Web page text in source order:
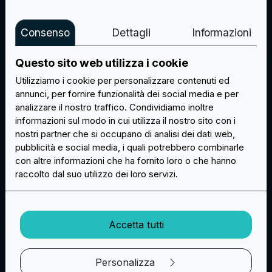
Apporteremo modifiche finché non approverai il
campione per la produzione.
Personalizzazioni infinite
Siamo qui per soddisfare ogni tua esigenza in fatto
di patch personalizzate, offrendoti una gamma
Consenso Dettagli Informazioni
Questo sito web utilizza i cookie
Utilizziamo i cookie per personalizzare contenuti ed
annunci, per fornire funzionalità dei social media e per
analizzare il nostro traffico. Condividiamo inoltre
informazioni sul modo in cui utilizza il nostro sito con i
nostri partner che si occupano di analisi dei dati web,
pubblicità e social media, i quali potrebbero combinarle
con altre informazioni che ha fornito loro o che hanno
raccolto dal suo utilizzo dei loro servizi.
Accetta tutti
Personalizza